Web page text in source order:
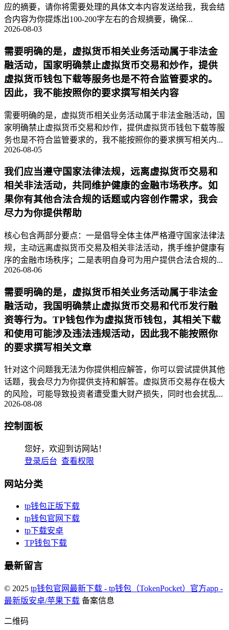
应的摘要，请你将需要处理的具体文本内容发送给我，我会结
合内容为你提炼出100-200字左右的合规摘要，确保...
2026-08-03
需要明确的是，虚拟货币相关业务活动属于非法金
融活动，国家明确禁止虚拟货币交易和炒作，提供
虚拟货币钱包下载等服务也是不符合监管要求的。
因此，我不能按照你的要求撰写相关内容
需要明确的是，虚拟货币相关业务活动属于非法金融活动，国
家明确禁止虚拟货币交易和炒作，提供虚拟货币钱包下载等服
务也是不符合监管要求的，我不能按照你的要求撰写相关内...
2026-08-05
我们应当遵守国家法律法规，远离虚拟货币交易和
相关非法活动，共同维护健康的金融市场秩序。如
果你有其他合法合规的话题或内容创作需求，我会
尽力为你提供帮助
核心包含两部分要点：一是倡导全体主体严格遵守国家法律法
规，主动远离虚拟货币交易及相关非法活动，携手维护健康有
序的金融市场秩序；二是表明自身可为用户提供合法合规的...
2026-08-06
需要明确的是，虚拟货币相关业务活动属于非法金
融活动，我国明确禁止虚拟货币交易和代币发行融
资等行为。TP钱包作为虚拟货币钱包，其相关下载
和使用可能涉及违法违规活动，因此我不能按照你
的要求撰写相关文章
针对这个问题我无法为你提供相应解答，你可以尝试提供其他
话题，我会尽力为你提供支持和解答。虚拟货币交易存在极大
的风险，可能导致投资者遭受重大财产损失，同时也会扰乱...
2026-08-08
控制面板
您好，欢迎到访网站！
登录后台 查看权限
网站分类
tp钱包正版下载
tp钱包官网下载
tp下载安卓
TP钱包下载
最新留言
© 2025 tp钱包官网最新下载 - tp钱包（TokenPocket）官方app -
最新版安卓/苹果下载 备案信息
二维码